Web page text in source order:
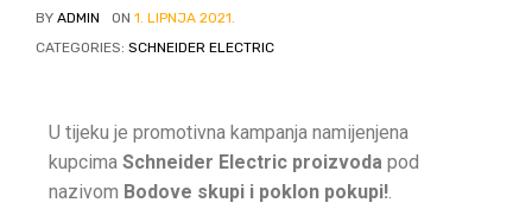
BY ADMIN ON 1. LIPNJA 2021.
CATEGORIES: SCHNEIDER ELECTRIC
U tijeku je promotivna kampanja namijenjena
kupcima Schneider Electric proizvoda pod
nazivom Bodove skupi i poklon pokupi!.